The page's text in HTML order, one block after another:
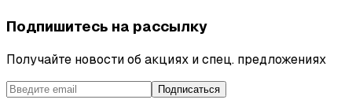
Подпишитесь на рассылку
Получайте новости об акциях и спец. предложениях
Подписаться